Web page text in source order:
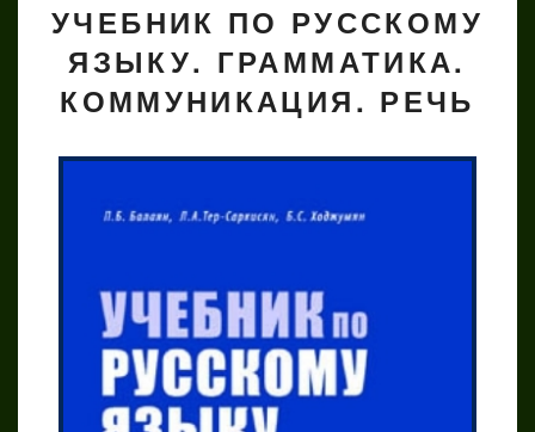
УЧЕБНИК ПО РУССКОМУ
ЯЗЫКУ. ГРАММАТИКА.
КОММУНИКАЦИЯ. РЕЧЬ